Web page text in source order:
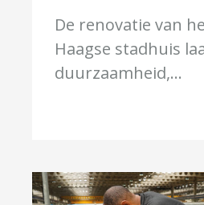
De renovatie van
Haagse stadhuis
duurzaamheid,...